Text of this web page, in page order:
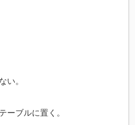
い。
ーブルに置く。